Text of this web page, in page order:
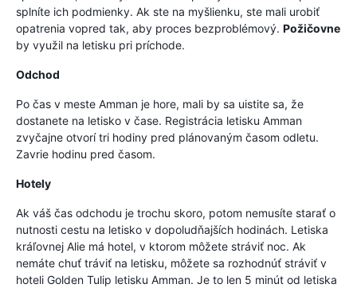
splníte ich podmienky. Ak ste na myšlienku, ste mali urobiť
opatrenia vopred tak, aby proces bezproblémový. Požičovne
by využil na letisku pri príchode.
Odchod
Po čas v meste Amman je hore, mali by sa uistite sa, že
dostanete na letisko v čase. Registrácia letisku Amman
zvyčajne otvorí tri hodiny pred plánovaným časom odletu.
Zavrie hodinu pred časom.
Hotely
Ak váš čas odchodu je trochu skoro, potom nemusíte starať o
nutnosti cestu na letisko v dopoludňajších hodinách. Letiska
kráľovnej Alie má hotel, v ktorom môžete stráviť noc. Ak
nemáte chuť tráviť na letisku, môžete sa rozhodnúť stráviť v
hoteli Golden Tulip letisku Amman. Je to len 5 minút od letiska